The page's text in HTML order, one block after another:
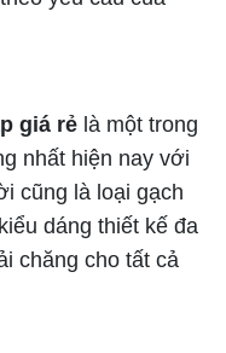
giá rẻ là một trong
nhất hiện nay với
cũng là loại gạch
dáng thiết kế đa
chăng cho tất cả